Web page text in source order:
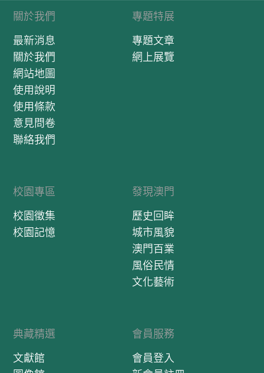
關於我們
最新消息
關於我們
網站地圖
使用說明
使用條款
意見問卷
聯絡我們
專題特展
專題文章
網上展覽
校園專區
校園徵集
校園記憶
發現澳門
歷史回眸
城市風貌
澳門百業
風俗民情
文化藝術
典藏精選
文獻館
會員服務
會員登入